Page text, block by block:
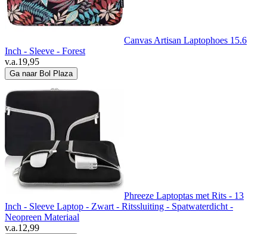
Canvas Artisan Laptophoes 15.6
Inch - Sleeve - Forest
v.a.19,95
Ga naar Bol Plaza
Phreeze Laptoptas met Rits - 13
Inch - Sleeve Laptop - Zwart - Ritssluiting - Spatwaterdicht -
Neopreen Materiaal
v.a.12,99